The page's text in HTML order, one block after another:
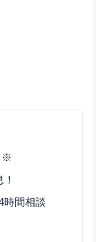
※
時間相談